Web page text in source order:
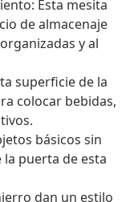
Esta mesita
de almacenaje
y al
superficie de la
colocar bebidas,
básicos sin
puerta de esta
dan un estilo